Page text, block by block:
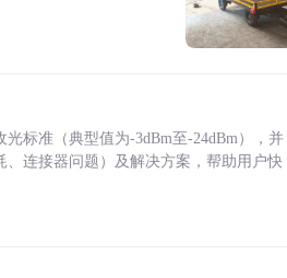
标准（典型值为-3dBm至-24dBm），并
连接器问题）及解决方案，帮助用户快